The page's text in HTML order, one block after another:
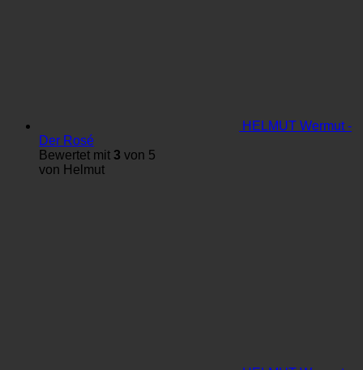
HELMUT Wermut -
Der Rosé
Bewertet mit 3 von 5
von Helmut